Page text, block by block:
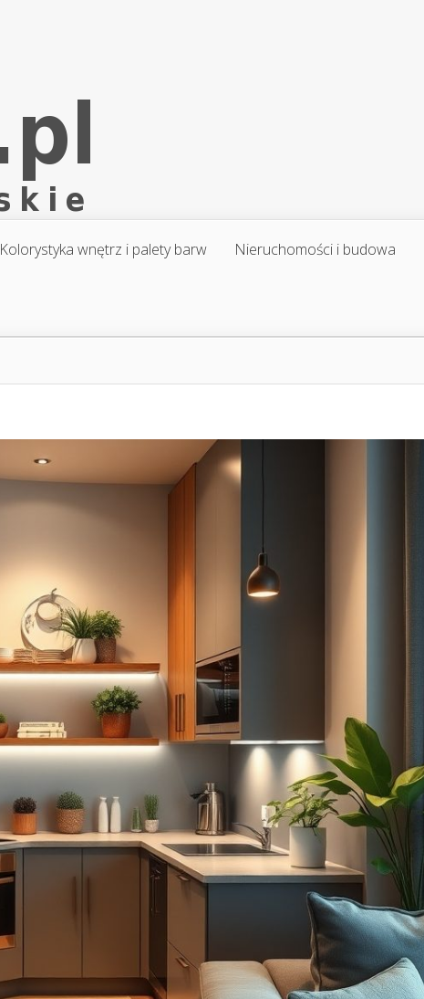
Kolorystyka wnętrz i palety barw Nieruchomości i budowa